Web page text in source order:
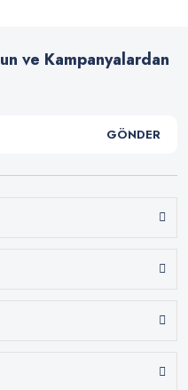
ve Kampanyalardan
GÖNDER